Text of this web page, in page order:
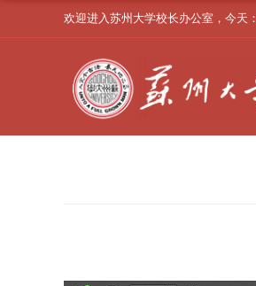
欢迎进入苏州大学校长办公室，今天：